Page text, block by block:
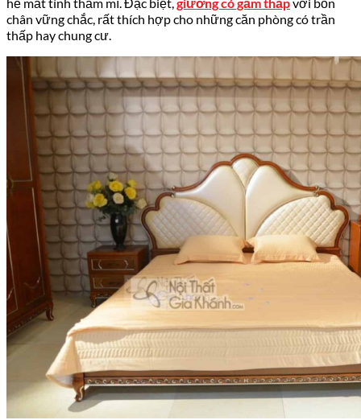
chân vững chắc, rất thích hợp cho những căn phòng có trần
thấp hay chung cư.